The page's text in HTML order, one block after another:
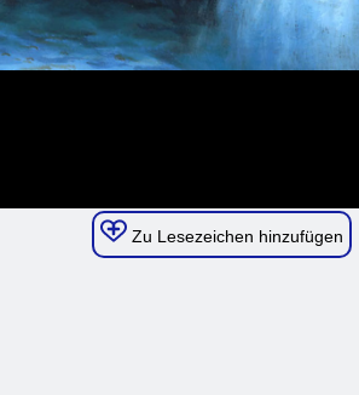
Zu Lesezeichen hinzufügen